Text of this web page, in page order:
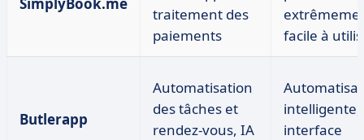
traitement des
paiements
facile à
Butlerapp
Automatisation
des tâches et
rendez-vous, IA
intelligente,
interface